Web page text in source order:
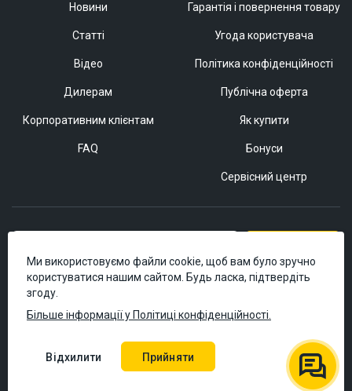
Новини
Статті
Відео
Дилерам
Корпоративним клієнтам
FAQ
Гарантія і повернення товару
Угода користувача
Політика конфіденційності
Публічна оферта
Як купити
Бонуси
Сервісний центр
© 2006–2026 Masteram.
Ми використовуємо файли cookie, щоб вам було зручно
користуватися нашим сайтом. Будь ласка, підтвердіть
згоду.
Більше інформації у Політиці конфіденційності.
Відхилити Прийняти